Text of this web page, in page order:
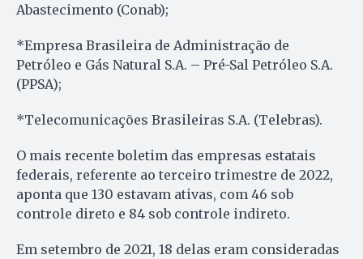
Abastecimento (Conab);
*Empresa Brasileira de Administração de
Petróleo e Gás Natural S.A. – Pré-Sal Petróleo S.A.
(PPSA);
*Telecomunicações Brasileiras S.A. (Telebras).
O mais recente boletim das empresas estatais
federais, referente ao terceiro trimestre de 2022,
aponta que 130 estavam ativas, com 46 sob
controle direto e 84 sob controle indireto.
Em setembro de 2021, 18 delas eram consideradas